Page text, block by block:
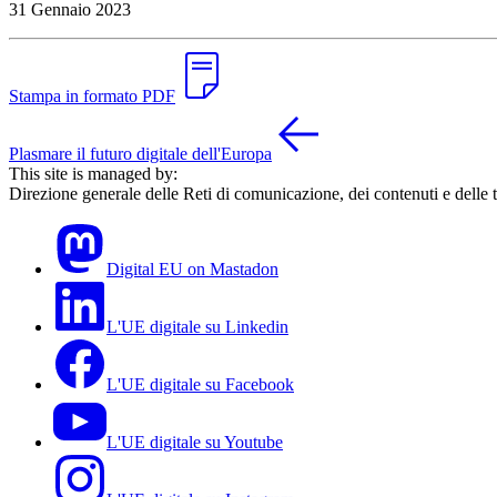
31 Gennaio 2023
Stampa in formato PDF
Plasmare il futuro digitale dell'Europa
This site is managed by:
Direzione generale delle Reti di comunicazione, dei contenuti e delle
Digital EU on Mastadon
L'UE digitale su Linkedin
L'UE digitale su Facebook
L'UE digitale su Youtube